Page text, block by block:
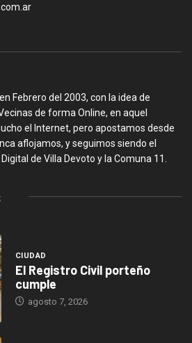
Febrero del 2003, con la idea de
de forma Online, en aquel
el Internet, pero apostamos desde
aflojamos, y seguimos siendo el
de Villa Devoto y la Comuna 11.
CIUDAD
El Registro Civil porteño
cumple
agosto 7, 2026